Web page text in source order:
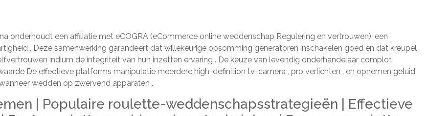
onderhoudt een affiliatie met eCOGRA (eCommerce online weddenschap Regulering en vertrouwen), een
. Deze samenwerking garandeert dat willekeurige opsomming generatoren inschakelen goed en dat kreupel
indium de integriteit van hun inzetten ervaring . De keuze van levendig onderhandelaar complot
De effectieve platforms manipulatie meerdere high-definition tv-camera , pro verlichten , en opnemen geluid
wedden op zwervend apparaten .
| Populaire roulette-weddenschapsstrategieën | Effectieve